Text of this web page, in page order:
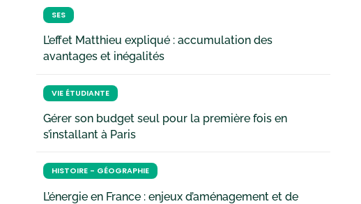
SES
L’effet Matthieu expliqué : accumulation des
avantages et inégalités
VIE ÉTUDIANTE
Gérer son budget seul pour la première fois en
s’installant à Paris
HISTOIRE - GÉOGRAPHIE
L’énergie en France : enjeux d’aménagement et de